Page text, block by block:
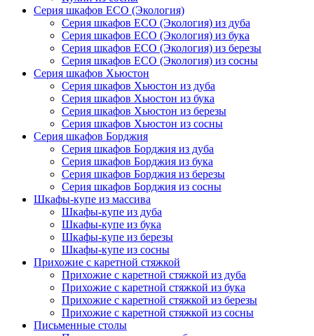
Серия шкафов ECO (Экология)
Серия шкафов ECO (Экология) из дуба
Серия шкафов ECO (Экология) из бука
Серия шкафов ECO (Экология) из березы
Серия шкафов ECO (Экология) из сосны
Серия шкафов Хьюстон
Серия шкафов Хьюстон из дуба
Серия шкафов Хьюстон из бука
Серия шкафов Хьюстон из березы
Серия шкафов Хьюстон из сосны
Серия шкафов Борджия
Серия шкафов Борджия из дуба
Серия шкафов Борджия из бука
Серия шкафов Борджия из березы
Серия шкафов Борджия из сосны
Шкафы-купе из массива
Шкафы-купе из дуба
Шкафы-купе из бука
Шкафы-купе из березы
Шкафы-купе из сосны
Прихожие с каретной стяжкой
Прихожие с каретной стяжкой из дуба
Прихожие с каретной стяжкой из бука
Прихожие с каретной стяжкой из березы
Прихожие с каретной стяжкой из сосны
Письменные столы